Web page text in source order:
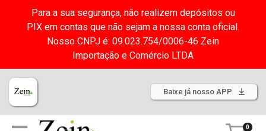
Para a sua segurança, não realizem depósitos ou
PIX em contas que não sejam a nossa conta oficial.
Nosso CNPJ é: 09.023.754/0006-46 Zein
Importação e Comércio LTDA
Baixe já nosso APP
0